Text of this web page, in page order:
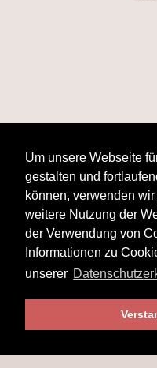
Um unsere Webseite
gestalten und
können, verwenden
weitere Nutzung der
der Verwendung von
Informationen zu
unserer
© 2025